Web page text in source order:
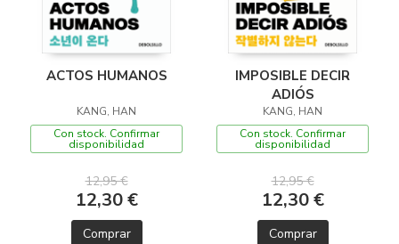
ACTOS HUMANOS
KANG, HAN
Con stock. Confirmar
disponibilidad
12,95 €
12,30 €
Comprar
IMPOSIBLE DECIR
ADIÓS
KANG, HAN
Con stock. Confirmar
disponibilidad
12,95 €
12,30 €
Comprar